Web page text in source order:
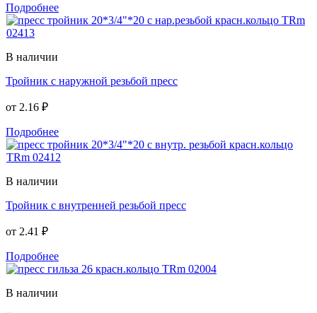
Подробнее
В наличии
Тройник с наружной резьбой пресс
от 2.16 ₽
Подробнее
В наличии
Тройник с внутренней резьбой пресс
от 2.41 ₽
Подробнее
В наличии